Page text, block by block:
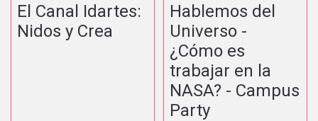
El Canal Idartes:
Nidos y Crea
Hablemos del
Universo -
¿Cómo es
trabajar en la
NASA? - Campus
Party